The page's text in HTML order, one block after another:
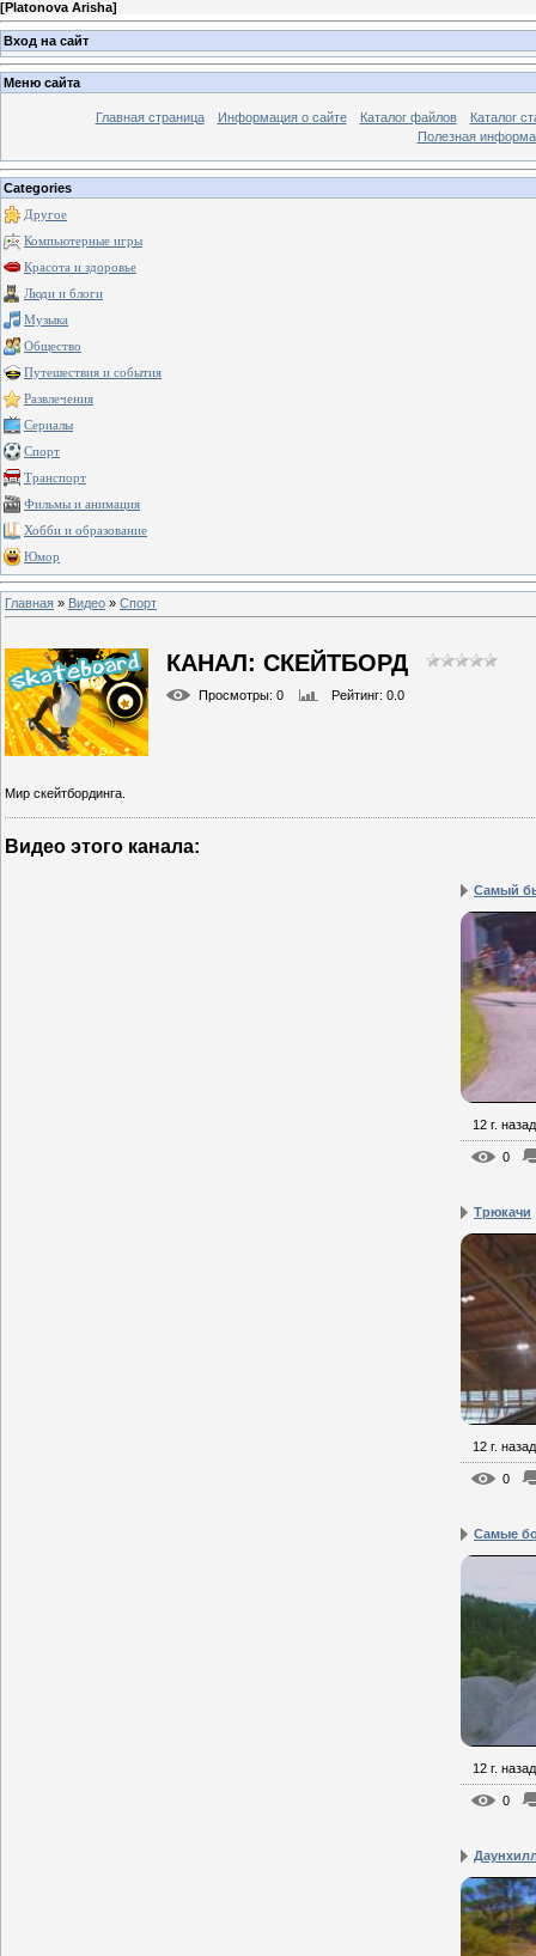
[Platonova Arisha]
Вход на сайт
Меню сайта
Главная страница Информация о сайте Каталог файлов
Каталог
Полезная
Categories
Другое
Компьютерные игры
Красота и здоровье
Люди и блоги
Музыка
Общество
Путешествия и события
Развлечения
Сериалы
Спорт
Транспорт
Фильмы и анимация
Хобби и образование
Юмор
Главная » Видео » Спорт
КАНАЛ: СКЕЙТБОРД
Просмотры: 0 Рейтинг: 0.0
Мир скейтбординга.
Видео этого канала:
Самый
12 г. назад
0
Трюкачи
12 г. назад
0
Самые
12 г. назад
0